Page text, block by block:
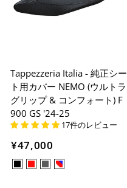
Tappezzeria Italia - 純正シー
ト用カバー NEMO (ウルトラ
グリップ & コンフォート) F
900 GS '24-25
17件のレビュー
¥47,000